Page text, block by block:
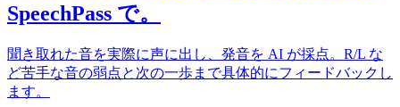
SpeechPass で。
聞き取れた音を実際に声に出し、発音を AI が採点。R/L な
ど苦手な音の弱点と次の一歩まで具体的にフィードバックし
ます。